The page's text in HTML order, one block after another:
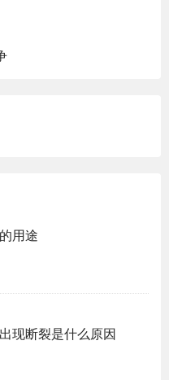
用途
现断裂是什么原因